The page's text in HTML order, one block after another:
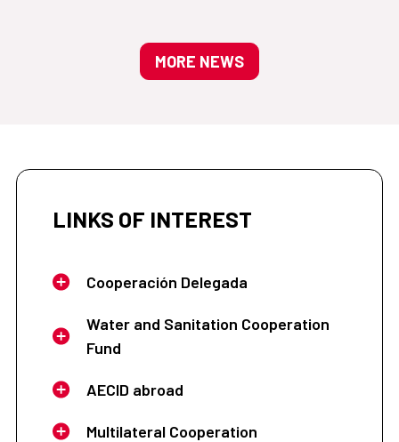
MORE NEWS
LINKS OF INTEREST
Cooperación Delegada
Water and Sanitation Cooperation
Fund
AECID abroad
Multilateral Cooperation